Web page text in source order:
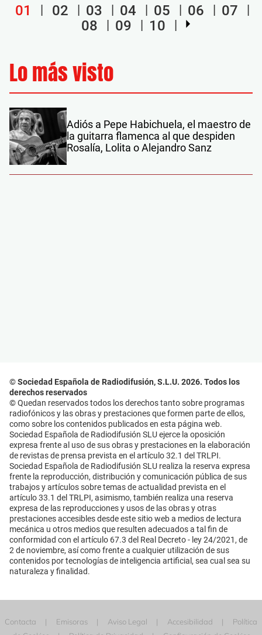
01 02 03 04 05 06
07
08
09 10
Lo más visto
Adiós a Pepe Habichuela, el maestro de
la guitarra flamenca al que despiden
Rosalía, Lolita o Alejandro Sanz
© Sociedad Española de Radiodifusión, S.L.U. 2026. Todos los
derechos reservados
© Quedan reservados todos los derechos tanto sobre programas
radiofónicos y las obras y prestaciones que formen parte de ellos,
como sobre los contenidos publicados en esta página web.
Sociedad Española de Radiodifusión SLU ejerce la oposición
expresa frente al uso de sus obras y prestaciones en la elaboración
de revistas de prensa prevista en el artículo 32.1 del TRLPI.
Sociedad Española de Radiodifusión SLU realiza la reserva expresa
frente la reproducción, distribución y comunicación pública de sus
trabajos y artículos sobre temas de actualidad prevista en el
artículo 33.1 del TRLPI, asimismo, también realiza una reserva
expresa de las reproducciones y usos de las obras y otras
prestaciones accesibles desde este sitio web a medios de lectura
mecánica u otros medios que resulten adecuados a tal fin de
conformidad con el artículo 67.3 del Real Decreto - ley 24/2021, de
2 de noviembre, así como frente a cualquier utilización de sus
contenidos por tecnologías de inteligencia artificial, sea cual sea su
naturaleza y finalidad.
Contacta Emisoras Aviso Legal Accesibilidad
Política